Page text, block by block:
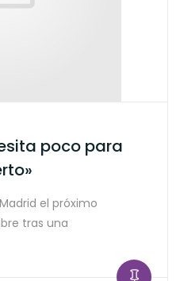
poco para
el próximo
tras una